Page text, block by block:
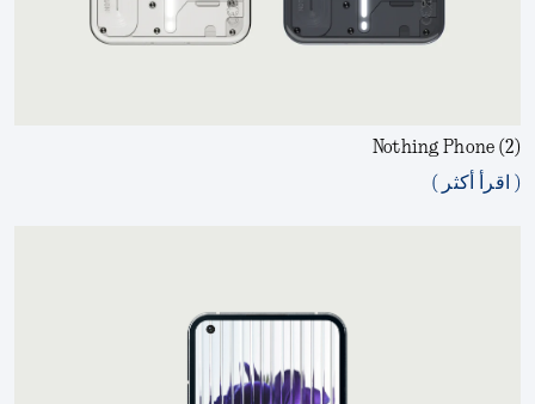
Nothing Phone (2)
( اقرأ أكثر )